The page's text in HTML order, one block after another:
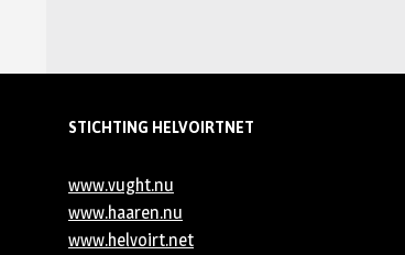
STICHTING HELVOIRTNET
www.vught.nu
www.haaren.nu
www.helvoirt.net